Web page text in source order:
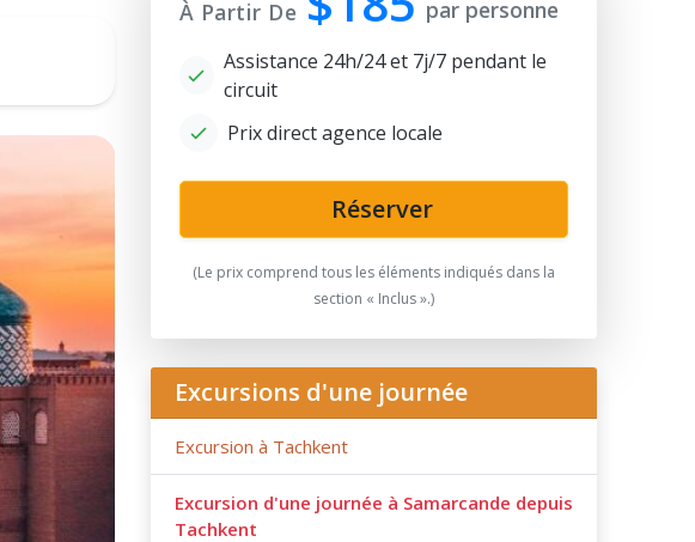
À Partir De par personne
Assistance 24h/24 et 7j/7 pendant le
circuit
Prix ​​direct agence locale
Réserver
(Le prix comprend tous les éléments indiqués dans la
section « Inclus ».)
Excursions d'une journée
Excursion à Tachkent
Excursion d'une journée à Samarcande depuis
Tachkent